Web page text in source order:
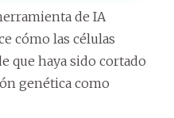
de IA
cómo las células
que haya sido cortado
genética como